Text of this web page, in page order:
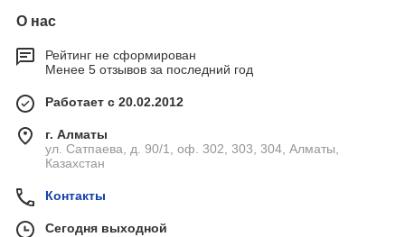
О нас
Рейтинг не сформирован
Менее 5 отзывов за последний год
Работает с 20.02.2012
г. Алматы
ул. Сатпаева, д. 90/1, оф. 302, 303, 304, Алматы,
Казахстан
Контакты
Сегодня выходной